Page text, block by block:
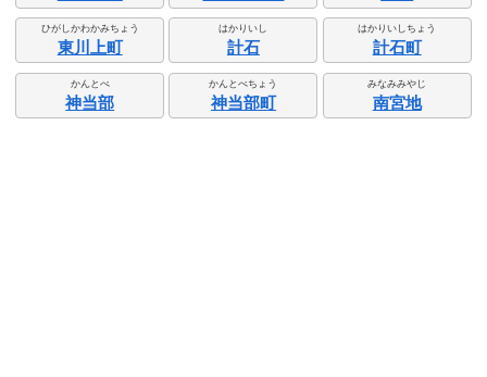
ひがしかわかみちょう
東川上町
はかりいし
計石
はかりいしちょう
計石町
かんとべ
神当部
かんとべちょう
神当部町
みなみみやじ
南宮地